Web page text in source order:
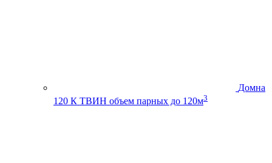
Домна
120 К ТВИН объем парных до 120м3